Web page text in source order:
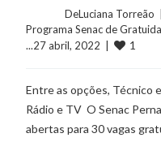
DeLuciana Torreão
Programa Senac de
...27 abril, 2022  |
1
Entre as opções, Técnico
Rádio e TV O Senac
abertas para 30 vagas